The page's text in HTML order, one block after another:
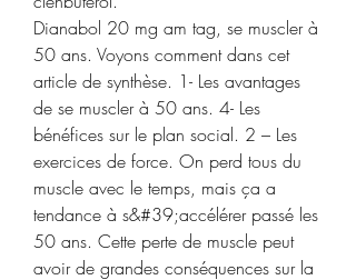
Dianabol 20 mg am tag, se muscler à
50 ans. Voyons comment dans cet
article de synthèse. 1- Les avantages
de se muscler à 50 ans. 4- Les
bénéfices sur le plan social. 2 – Les
exercices de force. On perd tous du
muscle avec le temps, mais ça a
tendance à s&#39;accélérer passé les
50 ans. Cette perte de muscle peut
avoir de grandes conséquences sur la